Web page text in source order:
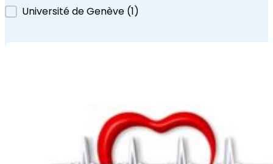
Université de Genève (1)